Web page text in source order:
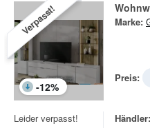
Verpasst!
-12%
Marke:
Preis:
Leider verpasst!
Händler: